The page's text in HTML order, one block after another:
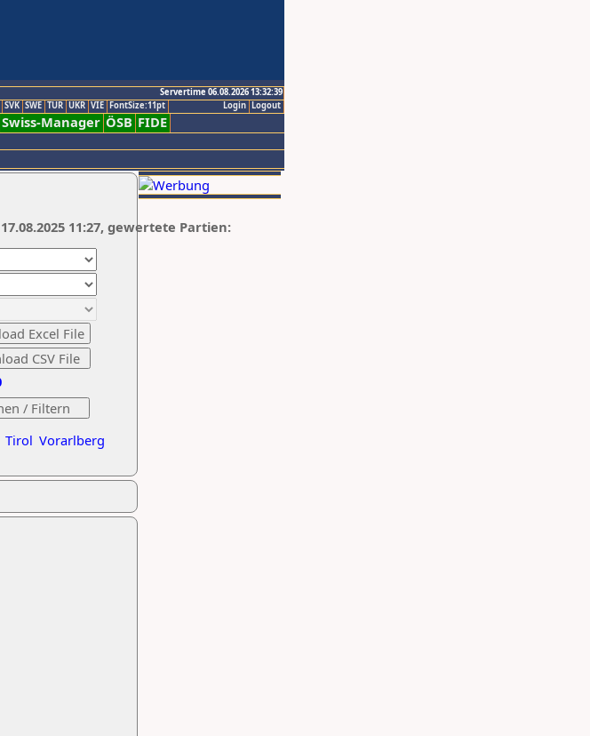
Servertime 06.08.2026 13:32:39
Logout
Login
SVK SWE TUR UKR VIE FontSize:11pt
Swiss-Manager ÖSB FIDE
Tirol Vorarlberg
11:27, gewertete Partien: